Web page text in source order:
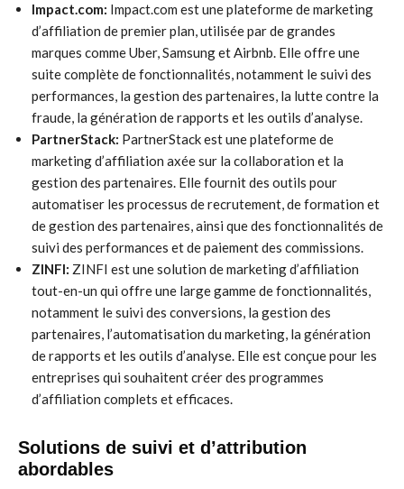
Impact.com: Impact.com est une plateforme de marketing
d’affiliation de premier plan, utilisée par de grandes
marques comme Uber, Samsung et Airbnb. Elle offre une
suite complète de fonctionnalités, notamment le suivi des
performances, la gestion des partenaires, la lutte contre la
fraude, la génération de rapports et les outils d’analyse.
PartnerStack: PartnerStack est une plateforme de
marketing d’affiliation axée sur la collaboration et la
gestion des partenaires. Elle fournit des outils pour
automatiser les processus de recrutement, de formation et
de gestion des partenaires, ainsi que des fonctionnalités de
suivi des performances et de paiement des commissions.
ZINFI: ZINFI est une solution de marketing d’affiliation
tout-en-un qui offre une large gamme de fonctionnalités,
notamment le suivi des conversions, la gestion des
partenaires, l’automatisation du marketing, la génération
de rapports et les outils d’analyse. Elle est conçue pour les
entreprises qui souhaitent créer des programmes
d’affiliation complets et efficaces.
Solutions de suivi et d’attribution
abordables